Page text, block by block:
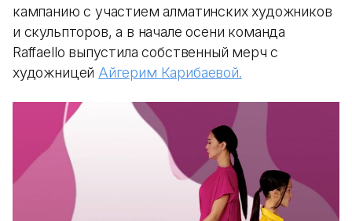
кампанию с участием алматинских художников
и скульпторов, а в начале осени команда
Raffaello выпустила собственный мерч с
художницей Айгерим Карибаевой.